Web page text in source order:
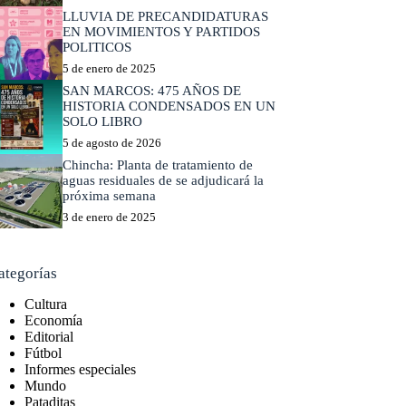
LLUVIA DE PRECANDIDATURAS
EN MOVIMIENTOS Y PARTIDOS
POLITICOS
5 de enero de 2025
SAN MARCOS: 475 AÑOS DE
HISTORIA CONDENSADOS EN UN
SOLO LIBRO
5 de agosto de 2026
Chincha: Planta de tratamiento de
aguas residuales de se adjudicará la
próxima semana
3 de enero de 2025
Cultura
Economía
Editorial
Fútbol
Informes especiales
Mundo
Pataditas